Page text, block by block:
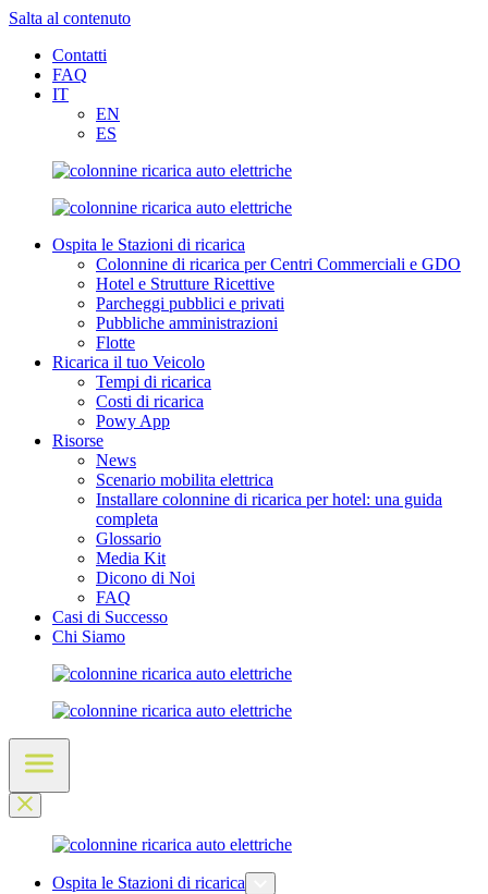
Salta al contenuto
Contatti
FAQ
IT
EN
ES
Ospita le Stazioni di ricarica
Colonnine di ricarica per Centri Commerciali e GDO
Hotel e Strutture Ricettive
Parcheggi pubblici e privati
Pubbliche amministrazioni
Flotte
Ricarica il tuo Veicolo
Tempi di ricarica
Costi di ricarica
Powy App
Risorse
News
Scenario mobilita elettrica
Installare colonnine di ricarica per hotel: una guida
completa
Glossario
Media Kit
Dicono di Noi
FAQ
Casi di Successo
Chi Siamo
Ospita le Stazioni di ricarica